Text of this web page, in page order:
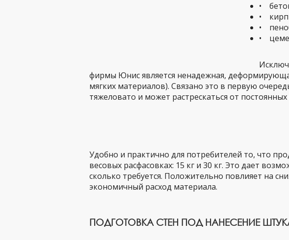
•
•
•
•
фирмы Юнис является ненадежная,
мягких материалов). Связано это в первую
тяжеловато и может растрескаться от
Удобно и практично для потребителей то, что
весовых расфасовках: 15 кг и 30 кг. Это дает
сколько требуется. Положительно повлияет на
экономичный расход материала.
ПОДГОТОВКА СТЕН ПОД НАНЕСЕНИЕ